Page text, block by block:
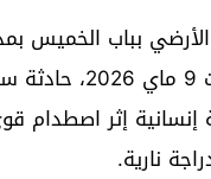
بباب الخميس
زوال اليوم السبت 9
إثر اصطدام
نارية.